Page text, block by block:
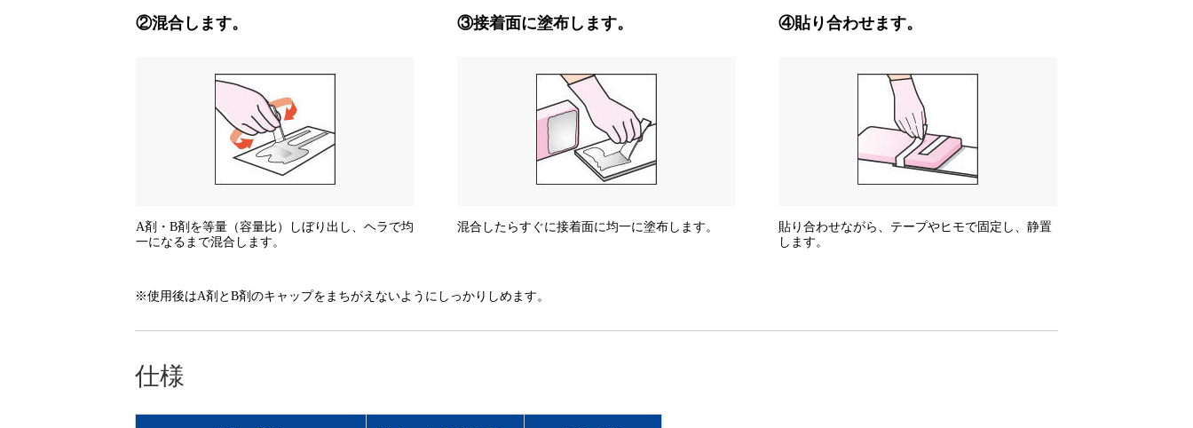
②混合します。
A剤・B剤を等量（容量比）しぼり出し、ヘラで均
一になるまで混合します。
③接着面に塗布します。
混合したらすぐに接着面に均一に塗布します。
④貼り合わせます。
貼り合わせながら、テープやヒモで固定し、静置
します。
※使用後はA剤とB剤のキャップをまちがえないようにしっかりしめます。
仕様